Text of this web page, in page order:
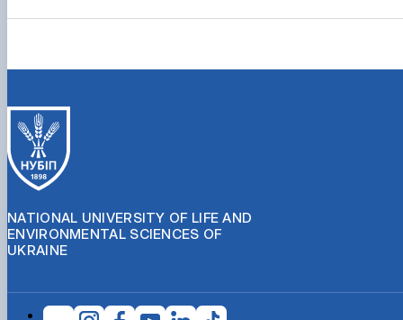
NATIONAL UNIVERSITY OF LIFE AND
ENVIRONMENTAL SCIENCES OF
UKRAINE